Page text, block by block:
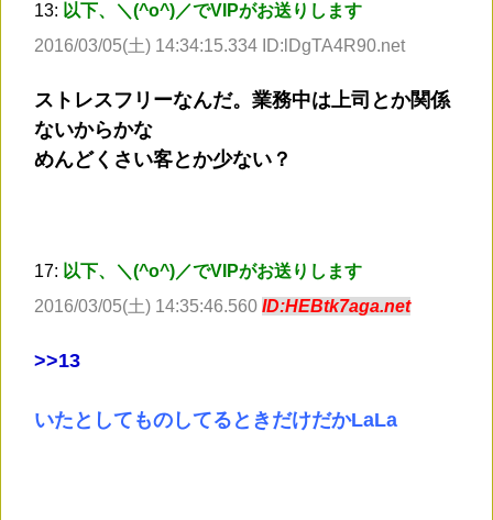
13: 以下、＼(^o^)／でVIPがお送りします
2016/03/05(土) 14:34:15.334 ID:lDgTA4R90.net
ストレスフリーなんだ。業務中は上司とか関係
ないからかな
めんどくさい客とか少ない？
17: 以下、＼(^o^)／でVIPがお送りします
2016/03/05(土) 14:35:46.560 ID:HEBtk7aga.net
>>13
いたとしてものしてるときだけだかLaLa